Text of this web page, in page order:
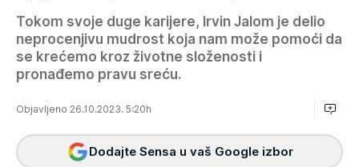
Tokom svoje duge karijere, Irvin Jalom je delio
neprocenjivu mudrost koja nam može pomoći da
se krećemo kroz životne složenosti i
pronađemo pravu sreću.
Objavljeno 26.10.2023. 5:20h
Dodajte Sensa u vaš Google izbor